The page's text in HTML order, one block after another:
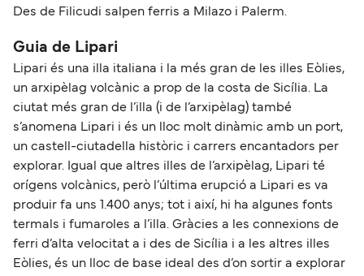
Des de Filicudi salpen ferris a Milazo i Palerm.
Guia de Lipari
Lipari és una illa italiana i la més gran de les illes Eòlies,
un arxipèlag volcànic a prop de la costa de Sicília. La
ciutat més gran de l’illa (i de l’arxipèlag) també
s’anomena Lipari i és un lloc molt dinàmic amb un port,
un castell-ciutadella històric i carrers encantadors per
explorar. Igual que altres illes de l’arxipèlag, Lipari té
orígens volcànics, però l’última erupció a Lipari es va
produir fa uns 1.400 anys; tot i així, hi ha algunes fonts
termals i fumaroles a l’illa. Gràcies a les connexions de
ferri d’alta velocitat a i des de Sicília i a les altres illes
Eòlies, és un lloc de base ideal des d’on sortir a explorar